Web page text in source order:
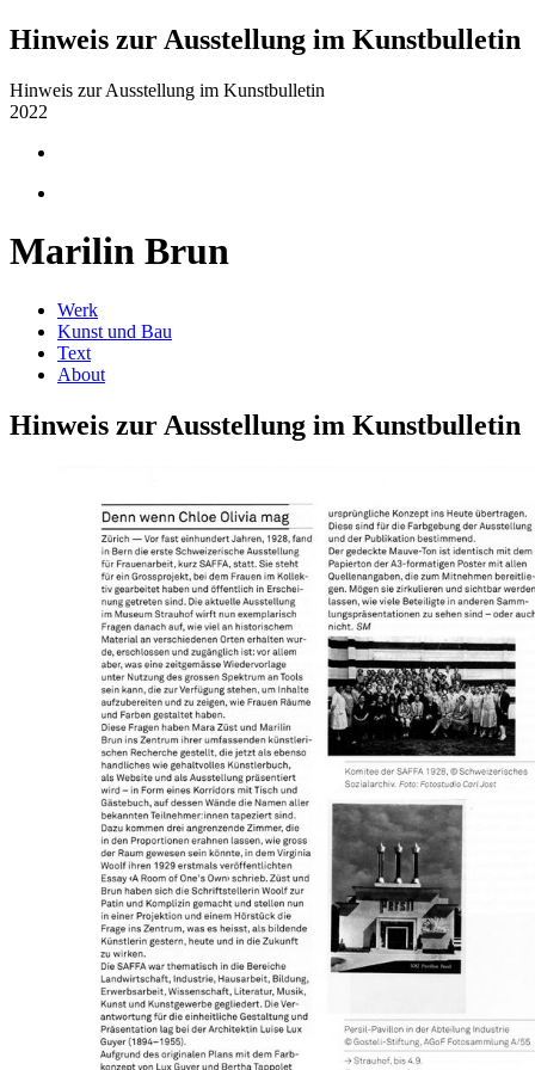
Hinweis zur Ausstellung im Kunstbulletin
Hinweis zur Ausstellung im Kunstbulletin
2022
Marilin Brun
Werk
Kunst und Bau
Text
About
Hinweis zur Ausstellung im Kunstbulletin